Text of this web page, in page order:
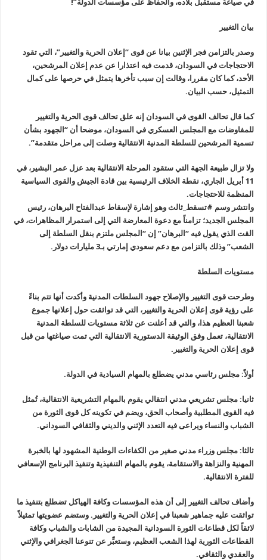
في صياغة مستقبل بلاده، والحفاظ على مؤسسات الدولة”!
بيان التغيير
وصدر بالتزامن فجر الإثنين بيانا عن قوى “إعلان الحرية والتغيير”، التي تقود
الاحتجاجات في السودان، قدمت فيه اعتذارا عن عدم إعلان المرشحين،
الأحد، كما كان مقررا، وقالت إن سبب تأخرها يتمثل في حرصها على كمال
التمثيل، حسب البيان.
كما قال تحالف القوى في السودان إنه علق تحالف قوى الحرية والتغيير
للمفاوضات مع المجلس العسكري في السودان، موضحا أن “الجهود بشأن
تسمية المرشحين للسلطة المدنية الانتقالية وصلت إلى مراحل متقدمة”.
ولا تزال طبيعة الجهة التي ستقود المرحلة الانتقالية بعد عزل عمر البشير، في
11 أبريل الجاري، نقطة الخلاف الرئيسية بين قادة الجيش والقوى السياسية
المنظمة للاحتجاجات.
وانتشر وسم #تسقط_ثالث وهو إشارة لإسقاط عبدالفتاح البرهان، رئيس
المجلس الجديد؛ تزامناً مع دعوة المعارضة التي إلى استمرار المظاهرات، في
القت الذي يقول فيه “البرهان” إن “المجلس ملتزم بنقل السلطة إلى
الشعب” وذلك بالتزامن مع دعم سعودي إمارتي بـ3 مليارات دولار.
مستويات السلطة
وطرحت قوى التغيير والإصلاح جهود السلطات المدنية وأكدت أنها تتم بناءً
على رؤية قوى إعلان الحرية والتغيير، التي قد تواثقت حول إعلانها جموع
شعبنا العظيم هذا، والتي قد أعلنت عن ثلاثة مستويات للسلطة المدنية
الانتقالية، تعمل وفق الوثيقة الدستورية الانتقالية التي تمت صياغتها من قبل
قوى إعلان الحرية والتغيير.
أولاً: مجلس رئاسي مدني يضطلع بالمهام السيادية في الدولة.
ثانيا: مجلس تشريعي مدني انتقالي يقوم بالمهام التشريعية الانتقالية، تُمثل
فيه القوى المطلبية وأصحاب الحق، ويضم في تكوينه كل قوى الثورة من
الشباب والنساء ويراعى فيه التعدد الإثني والديني والثقافي السوداني.
ثالثا: مجلس وزراء مدني صغير من الكفاءات الوطنية المشهود لها بالخبرة
المهنية والنزاهة والاستقامة، يقوم بالمهام التنفيذية وتنفيذ البرنامج الإسعافي
للفترة الانتقالية.
وأضاف تحالف التغيير إلى أن هذه المؤسسات وكافة الهياكل تضطلع بتنفيذ ما
تواثقت عليه جماهير شعبنا في إعلان الحرية والتغيير. وستضم عضويتها تمثيلاً
لائقاً لكل قطاعات الثورة السودانية المجيدة من الشابات والشباب وكافة
القطاعات الثورية لهذا الشعب العظيم، وستعبِّر عن تنوعنا الجغرافي والإثني
والعقدي والثقافي.